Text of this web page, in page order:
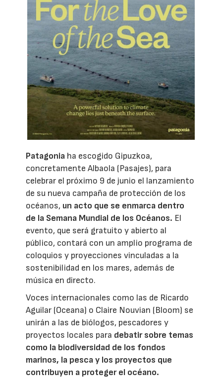
Patagonia ha escogido Gipuzkoa,
concretamente Albaola (Pasajes), para
celebrar el próximo 9 de junio el lanzamiento
de su nueva campaña de protección de los
océanos, un acto que se enmarca dentro
de la Semana Mundial de los Océanos. El
evento, que será gratuito y abierto al
público, contará con un amplio programa de
coloquios y proyecciones vinculadas a la
sostenibilidad en los mares, además de
música en directo.
Voces internacionales como las de Ricardo
Aguilar (Oceana) o Claire Nouvian (Bloom) se
unirán a las de biólogos, pescadores y
proyectos locales para debatir sobre temas
como la biodiversidad de los fondos
marinos, la pesca y los proyectos que
contribuyen a proteger el océano.